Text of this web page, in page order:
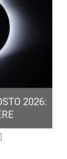
2026: